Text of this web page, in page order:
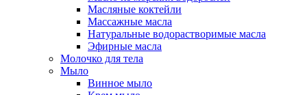
Масляные коктейли
Массажные масла
Натуральные водорастворимые масла
Эфирные масла
Молочко для тела
Мыло
Винное мыло